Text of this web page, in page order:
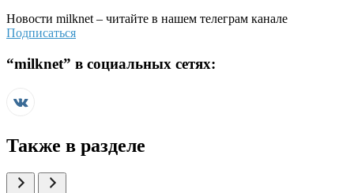
Новости milknet – читайте в нашем телеграм канале
Подписаться
“milknet” в социальных сетях:
Также в разделе